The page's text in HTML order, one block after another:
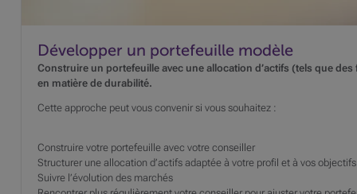
Développer un portefeuille modèle
Construire un portefeuille avec une allocation d’actifs (tels que
en matière de durabilité.
Cette approche peut vous convenir si vous souhaitez :
Construire votre portefeuille avec votre conseiller
Structurer une allocation d’actifs adaptée à votre profil et à vos objectifs
Suivre l’évolution des marchés